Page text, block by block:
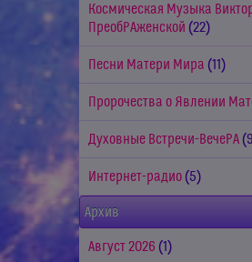
Космическая Музыка
ПреобРАженской (22)
Песни Матери Мира (11)
Пророчества о Явлении
Духовные Встречи-ВечеРА
Интернет-радио (5)
Архив
Август 2026 (1)